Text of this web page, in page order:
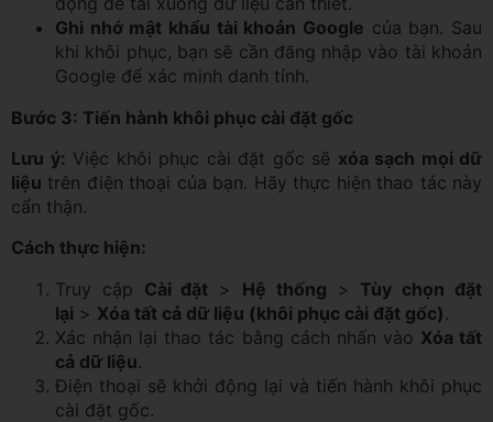
Ghi nhớ mật khẩu tài khoản Google của bạn. Sau
khi khôi phục, bạn sẽ cần đăng nhập vào tài khoản
Google để xác minh danh tính.
Bước 3: Tiến hành khôi phục cài đặt gốc
Lưu ý: Việc khôi phục cài đặt gốc sẽ xóa sạch mọi dữ
liệu trên điện thoại của bạn. Hãy thực hiện thao tác này
cẩn thận.
Cách thực hiện:
Truy cập Cài đặt > Hệ thống > Tùy chọn đặt
lại > Xóa tất cả dữ liệu (khôi phục cài đặt gốc) .
Xác nhận lại thao tác bằng cách nhấn vào Xóa tất
cả dữ liệu.
Điện thoại sẽ khởi động lại và tiến hành khôi phục
cài đặt gốc.